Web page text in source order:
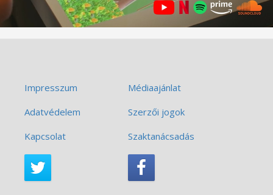
Impresszum
Médiaajánlat
Adatvédelem
Szerzői jogok
Kapcsolat
Szaktanácsadás